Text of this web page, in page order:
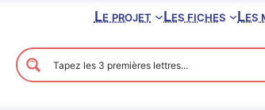
Le projet Les fiches Les